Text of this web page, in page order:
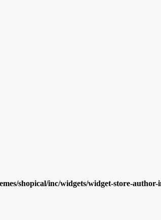
shopical/inc/widgets/widget-store-